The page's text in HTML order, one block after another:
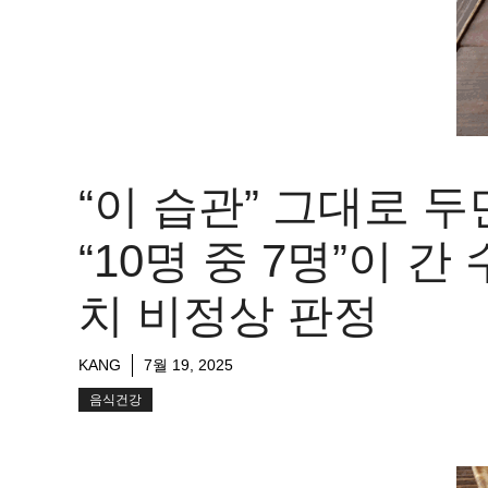
“이 습관” 그대로 두
“10명 중 7명”이 간
치 비정상 판정
KANG 7월 19, 2025
음식건강